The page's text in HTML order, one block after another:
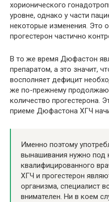
хорионического
уровне, однако у части
некоторые изменения. Это
прогестерон частично
В то же время Дюфастон
препаратом, а это значит,
восполняет дефицит
же по-прежнему
количество прогестерона.
приеме Дюфастона ХГЧ
Именно поэтому
вынашивания нужно под
квалифицированного
ХГЧ и прогестерон
организма, специалист
внимателен. Ни в коем